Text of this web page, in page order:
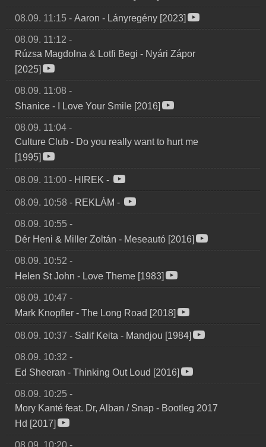
08.09. 11:15 - Aaron - Lányregény [2023]
08.09. 11:12 -
Rúzsa Magdolna & Lotfi Begi - Nyári Zápor
[2025]
08.09. 11:08 -
Shanice - I Love Your Smile [2016]
08.09. 11:04 -
Culture Club - Do you really want to hurt me
[1995]
08.09. 11:00 - HIREK -
08.09. 10:58 - REKLÁM -
08.09. 10:55 -
Dér Heni & Miller Zoltán - Meseautó [2016]
08.09. 10:52 -
Helen St John - Love Theme [1983]
08.09. 10:47 -
Mark Knopfler - The Long Road [2018]
08.09. 10:37 - Salif Keita - Mandjou [1984]
08.09. 10:32 -
Ed Sheeran - Thinking Out Loud [2016]
08.09. 10:25 -
Mory Kanté feat. Dr, Alban / Snap - Bootleg 2017
Hd [2017]
08.09. 10:20 -